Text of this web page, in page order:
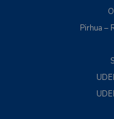
Pirhua –